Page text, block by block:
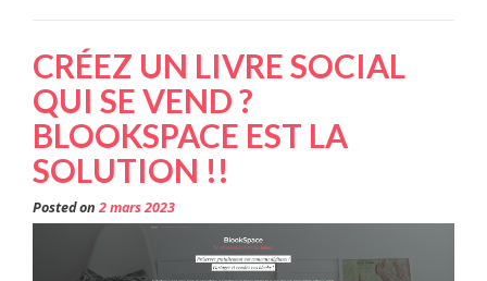
CRÉEZ UN LIVRE SOCIAL
QUI SE VEND ?
BLOOKSPACE EST LA
SOLUTION !!
Posted on2 mars 2023